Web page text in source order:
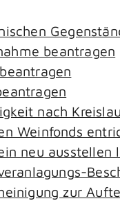
beantragen
nach
Weinfonds
neu ausstellen
zur